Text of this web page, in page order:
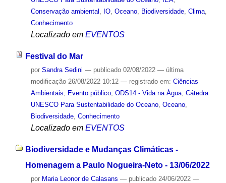
Conservação ambiental , IO, Oceano, Biodiversidade, Clima,
Conhecimento
Localizado em EVENTOS
Festival do Mar
por Sandra Sedini — publicado02/08/2022 — última
modificação26/08/2022 10:12 — registrado em: Ciências
Ambientais, Evento público, ODS14 - Vida na Água, Cátedra
UNESCO Para Sustentabilidade do Oceano, Oceano,
Biodiversidade, Conhecimento
Localizado em EVENTOS
Biodiversidade e Mudanças Climáticas -
Homenagem a Paulo Nogueira-Neto - 13/06/2022
por Maria Leonor de Calasans — publicado24/06/2022 —